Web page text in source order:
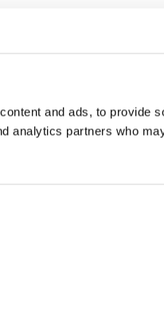
and ads, to provide
analytics partners who